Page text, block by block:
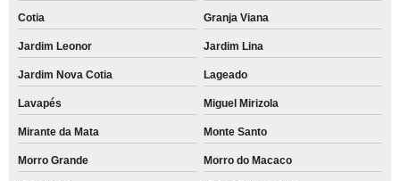
Cotia Granja Viana
Jardim Leonor Jardim Lina
Jardim Nova Cotia Lageado
Lavapés Miguel Mirizola
Mirante da Mata Monte Santo
Morro Grande Morro do Macaco